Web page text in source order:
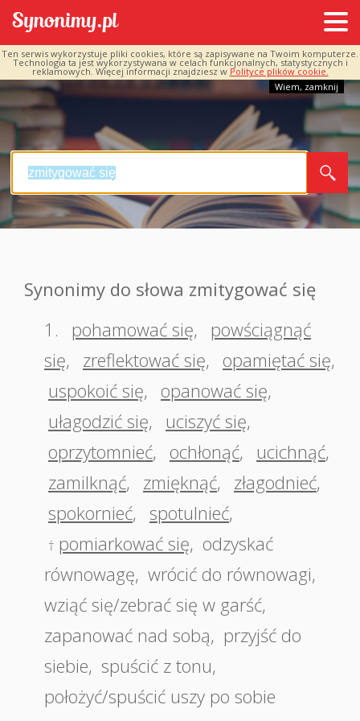
Ten serwis wykorzystuje pliki cookies, które są zapisywane na Twoim komputerze.
Technologia ta jest wykorzystywana w celach funkcjonalnych, statystycznych i
reklamowych. Więcej informacji znajdziesz w Polityce plików cookie.
Wiem, zamknij
Synonimy do słowa zmitygować się
1.
pohamować się,
powściągnąć
się, zreflektować się, opamiętać się,
uspokoić się, opanować się,
ułagodzić się, uciszyć się,
oprzytomnieć, ochłonąć, ucichnąć,
zamilknąć, zmięknąć, złagodnieć,
spokornieć, spotulnieć,
† pomiarkować się, odzyskać
równowagę, wrócić do równowagi,
wziąć się/zebrać się w garść,
zapanować nad sobą, przyjść do
siebie, spuścić z tonu,
położyć/spuścić uszy po sobie